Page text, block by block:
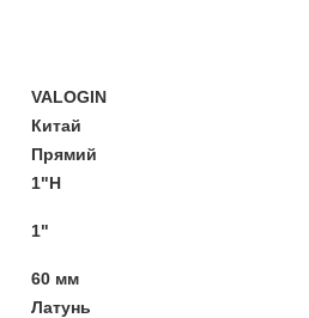
VALOGIN
Китай
Прямий
1"Н
1"
60 мм
Латунь